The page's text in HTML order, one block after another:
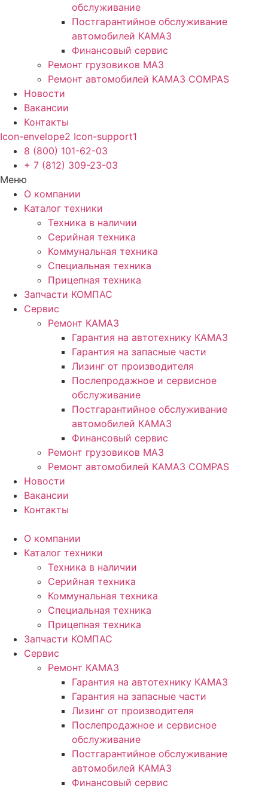
обслуживание
Постгарантийное обслуживание
автомобилей КАМАЗ
Финансовый сервис
Ремонт грузовиков МАЗ
Ремонт автомобилей КАМАЗ COMPAS
Новости
Вакансии
Контакты
Icon-envelope2 Icon-support1
8 (800) 101-62-03
+ 7 (812) 309-23-03
Меню
О компании
Каталог техники
Техника в наличии
Серийная техника
Коммунальная техника
Специальная техника
Прицепная техника
Запчасти КОМПАС
Сервис
Ремонт КАМАЗ
Гарантия на автотехнику КАМАЗ
Гарантия на запасные части
Лизинг от производителя
Послепродажное и сервисное
обслуживание
Постгарантийное обслуживание
автомобилей КАМАЗ
Финансовый сервис
Ремонт грузовиков МАЗ
Ремонт автомобилей КАМАЗ COMPAS
Новости
Вакансии
Контакты
О компании
Каталог техники
Техника в наличии
Серийная техника
Коммунальная техника
Специальная техника
Прицепная техника
Запчасти КОМПАС
Сервис
Ремонт КАМАЗ
Гарантия на автотехнику КАМАЗ
Гарантия на запасные части
Лизинг от производителя
Послепродажное и сервисное
обслуживание
Постгарантийное обслуживание
автомобилей КАМАЗ
Финансовый сервис